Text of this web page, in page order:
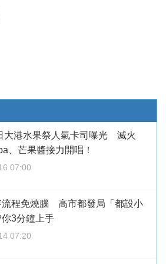
大港水果祭人氣卡司曝光 滅火
、芒果醬接力開唱！
07:00
流程免燒腦 高市都發局「都設小
3分鐘上手
07:20